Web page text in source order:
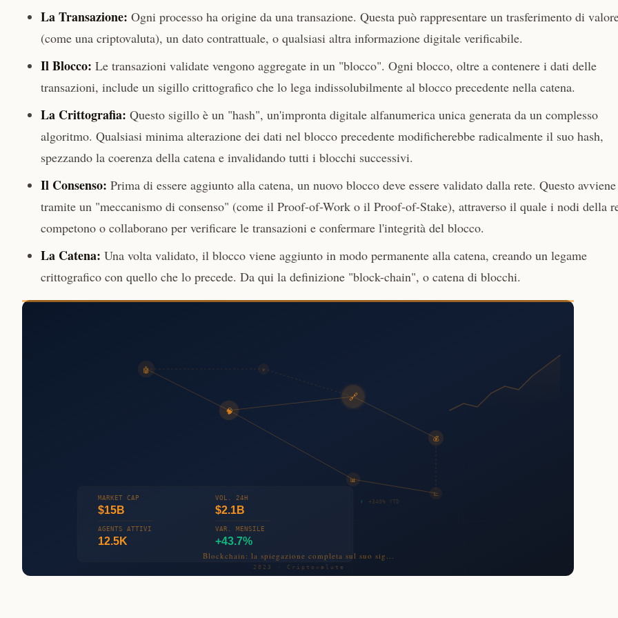
La Transazione: Ogni processo ha origine da una transazione. Questa può rappresentare un trasferimento di
(come una criptovaluta), un dato contrattuale, o qualsiasi altra informazione digitale verificabile.
Il Blocco: Le transazioni validate vengono aggregate in un "blocco". Ogni blocco, oltre a contenere i dati delle
transazioni, include un sigillo crittografico che lo lega indissolubilmente al blocco precedente nella catena.
La Crittografia: Questo sigillo è un "hash", un'impronta digitale alfanumerica unica generata da un complesso
algoritmo. Qualsiasi minima alterazione dei dati nel blocco precedente modificherebbe radicalmente il suo hash,
spezzando la coerenza della catena e invalidando tutti i blocchi successivi.
Il Consenso: Prima di essere aggiunto alla catena, un nuovo blocco deve essere validato dalla rete. Questo avviene
tramite un "meccanismo di consenso" (come il Proof-of-Work o il Proof-of-Stake), attraverso il quale i nodi della
competono o collaborano per verificare le transazioni e confermare l'integrità del blocco.
La Catena: Una volta validato, il blocco viene aggiunto in modo permanente alla catena, creando un legame
crittografico con quello che lo precede. Da qui la definizione "block-chain", o catena di blocchi.